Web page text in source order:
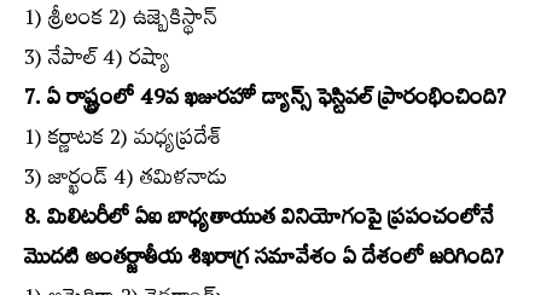
1) శ్రీలంక 2) ఉజ్బెకిస్థాన్‌
3) నేపాల్‌ 4) రష్యా
7. ఏ రాష్ట్రంలో 49వ ఖజురహో డ్యాన్స్‌ ఫెస్టివల్‌ ప్రారంభించింది?
1) కర్ణాటక 2) మధ్యప్రదేశ్‌
3) జార్ఖండ్‌ 4) తమిళనాడు
8. మిలిటరీలో ఏఐ బాధ్యతాయుత వినియోగంపై ప్రపంచంలోనే
మొదటి అంతర్జాతీయ శిఖరాగ్ర సమావేశం ఏ దేశంలో జరిగింది?